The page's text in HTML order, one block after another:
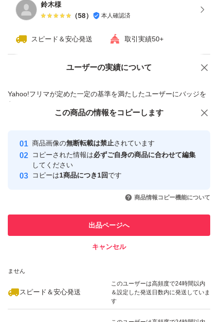
#買い切り
#カード版
#未使用未開封
#プロダクトキー
#日本語版
#Outlook
#PowerPoint
#OneNote
鈴木様
（58） 本人確認済
スピード＆安心発送 取引実績50+
ユーザーの実績について
Yahoo!フリマが定めた一定の基準を満たしたユーザーにバッジを
付与しています
安心取引出品者
心・安全なユーザーです
取引実績
引を完了させた実績があります
での取引実績があります
ません
スピード＆安心発送
このユーザーは高頻度で24時間以内
＆設定した発送日数内に発送していま
す
価格の相談 商品への質問
この商品の情報をコピーします
商品画像の無断転載は禁止されています
コピーされた情報は必ずご自身の商品に合わせて編集
してください
コピーは1商品につき1回です
商品情報コピー機能について
出品ページへ
キャンセル
この商品をみている人にオススメ